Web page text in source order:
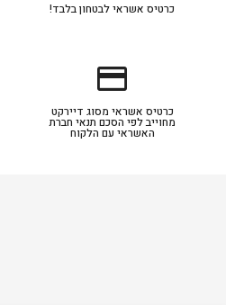
כרטיס אשראי לבטחון בלבד!
credit_card
כרטיס אשראי מסוג דיירקט
מחוייב לפי הסכם תנאי חברת
האשראי עם הלקוח